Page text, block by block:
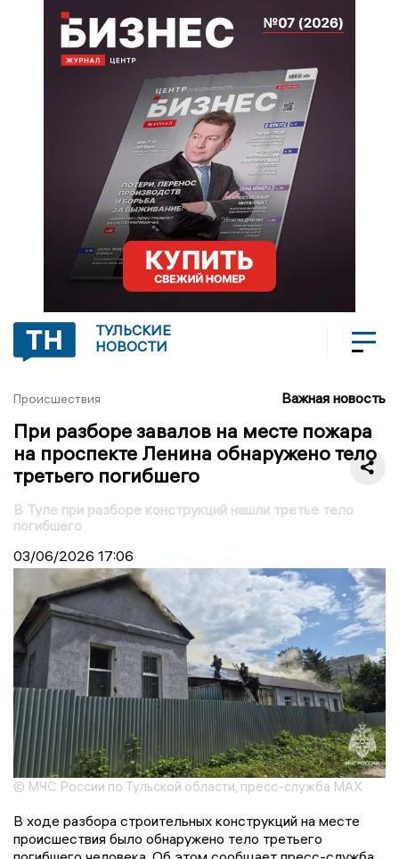
ТУЛЬСКИЕ
НОВОСТИ
Происшествия Важная новость
При разборе завалов на месте пожара
на проспекте Ленина обнаружено тело
третьего погибшего
В Туле при разборе конструкций нашли третье тело
погибшего
03/06/2026 17:06
© МЧС России по Тульской области, пресс-служба МАХ
В ходе разбора строительных конструкций на месте
происшествия было обнаружено тело третьего